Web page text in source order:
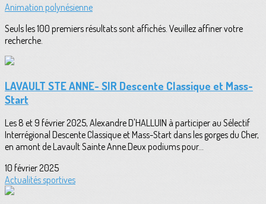
Animation polynésienne
Seuls les 100 premiers résultats sont affichés. Veuillez affiner votre
recherche.
LAVAULT STE ANNE- SIR Descente Classique et Mass-
Start
Les 8 et 9 février 2025, Alexandre D'HALLUIN à participer au Sélectif
Interrégional Descente Classique et Mass-Start dans les gorges du Cher,
en amont de Lavault Sainte Anne.Deux podiums pour...
10 février 2025
Actualités sportives